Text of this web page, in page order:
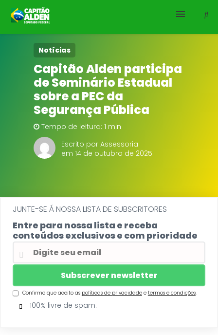
HOME
NOTÍCIAS
BIOGRAFIA
DOWNLOADS
EMENDAS
Notícias
Capitão Alden participa
de Seminário Estadual
sobre a PEC da
Segurança Pública
Tempo de leitura: 1 min
Escrito por Assessoria
em 14 de outubro de 2025
JUNTE-SE Á NOSSA LISTA DE SUBSCRITORES
Entre para nossa lista e receba
conteúdos exclusivos e com prioridade
Confirmo que aceito as políticas de privacidadee termos e condições.
100% livre de spam.